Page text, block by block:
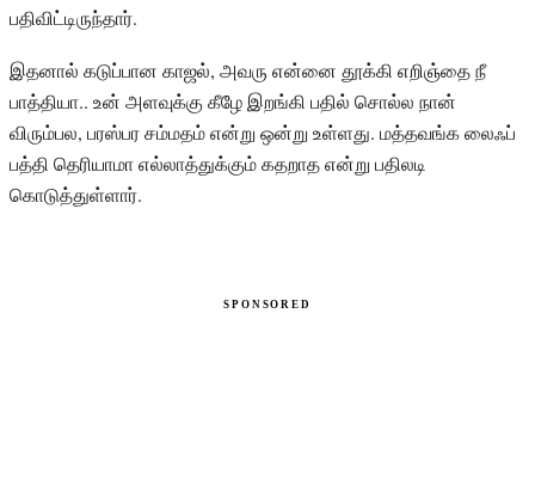
பதிவிட்டிருந்தார்.
இதனால் கடுப்பான காஜல், அவரு என்னை தூக்கி எறிஞ்தை நீ
பாத்தியா.. உன் அளவுக்கு கீழே இறங்கி பதில் சொல்ல நான்
விரும்பல, பரஸ்பர சம்மதம் என்று ஒன்று உள்ளது. மத்தவங்க லைஃப்
பத்தி தெரியாமா எல்லாத்துக்கும் கதறாத என்று பதிலடி
கொடுத்துள்ளார்.